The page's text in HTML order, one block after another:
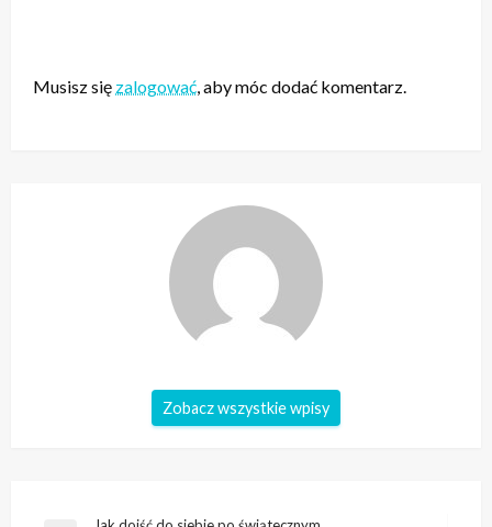
Musisz się zalogować, aby móc dodać komentarz.
Zobacz wszystkie wpisy